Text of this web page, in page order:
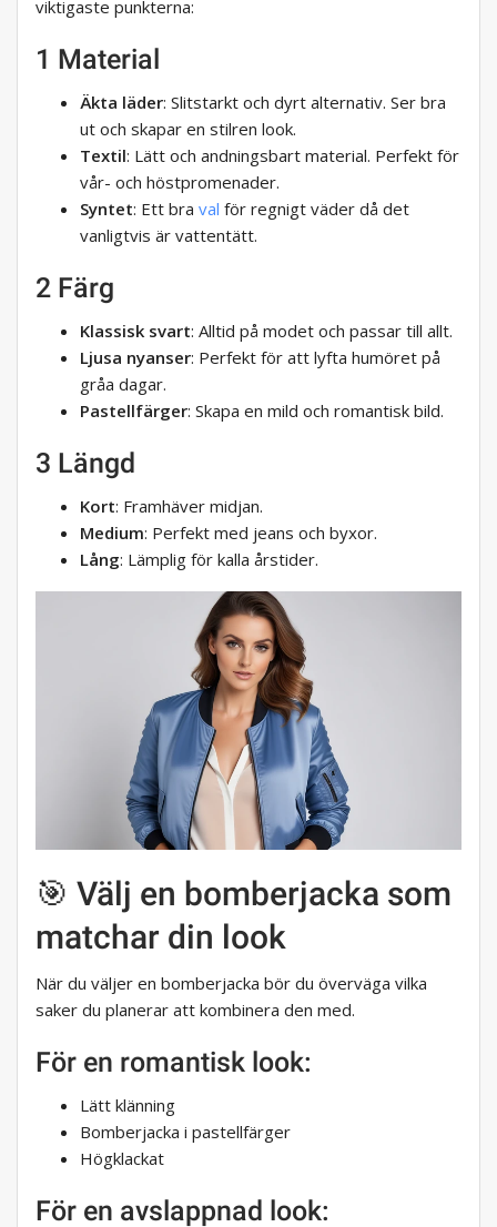
viktigaste punkterna:
1 Material
Äkta läder: Slitstarkt och dyrt alternativ. Ser bra
ut och skapar en stilren look.
Textil: Lätt och andningsbart material. Perfekt för
vår- och höstpromenader.
Syntet: Ett bra val för regnigt väder då det
vanligtvis är vattentätt.
2 Färg
Klassisk svart: Alltid på modet och passar till allt.
Ljusa nyanser: Perfekt för att lyfta humöret på
gråa dagar.
Pastellfärger: Skapa en mild och romantisk bild.
3 Längd
Kort: Framhäver midjan.
Medium: Perfekt med jeans och byxor.
Lång: Lämplig för kalla årstider.
🎯 Välj en bomberjacka som
matchar din look
När du väljer en bomberjacka bör du överväga vilka
saker du planerar att kombinera den med.
För en romantisk look:
Lätt klänning
Bomberjacka i pastellfärger
Högklackat
För en avslappnad look: